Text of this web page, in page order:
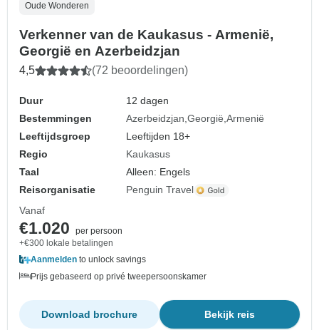
Oude Wonderen
Verkenner van de Kaukasus - Armenië,
Georgië en Azerbeidzjan
4,5 (72 beoordelingen)
Duur
12 dagen
Bestemmingen
Azerbeidzjan Georgië Armenië
Leeftijdsgroep
Leeftijden 18+
Regio
Kaukasus
Taal
Alleen: Engels
Reisorganisatie
Penguin Travel
Vanaf
€1.020
per persoon
+€300 lokale betalingen
Aanmelden to unlock savings
Prijs gebaseerd op privé tweepersoonskamer
Bekijk reis
Download brochure